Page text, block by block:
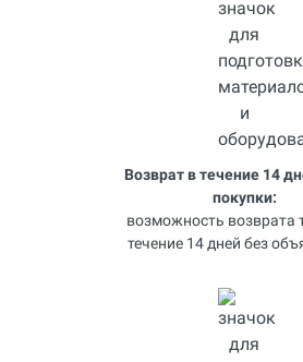
Возврат в течение 14
покупки:
возможность возврата
течение 14 дней без